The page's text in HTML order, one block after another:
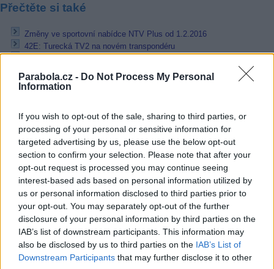
Parabola.cz - Do Not Process My Personal
Information
If you wish to opt-out of the sale, sharing to third parties, or
processing of your personal or sensitive information for
targeted advertising by us, please use the below opt-out
section to confirm your selection. Please note that after your
opt-out request is processed you may continue seeing
interest-based ads based on personal information utilized by
us or personal information disclosed to third parties prior to
your opt-out. You may separately opt-out of the further
disclosure of your personal information by third parties on the
IAB’s list of downstream participants. This information may
also be disclosed by us to third parties on the IAB’s List of
Downstream Participants that may further disclose it to other
Přečtěte si také
Změny ve sportovní nabídce NTV Plus od 1.2.2016
42E: Turecká TV2 na novém transpondéru
Reklama
07.08.2026 - Bosch Powertrain s.r.o. Jihlava • linkový střídač • mzda
48.400 Kč • příspěvek na ubytování (Jihlava, okres Jihlava)
07.08.2026 -Bosch Powertrain s.r.o. Jihlava • obsluha CNC strojů •
48.400 Kč • náborový bonus 50.000 Kč • příspěvek na ubytování
okres Jihlava)
06.08.2026 -Bosch Powertrain s.r.o. Jihlava • CNC operátor• mzda
Kč • náborový bonus 50.000 Kč • příspěvek na ubytování (Jihlava,
Jihlava)
06.08.2026 -
Bosch Powertrain s.r.o. • montážní dělník • mzda 44.700
týdenní zálohy na mzdu 2.000 Kč (Jihlava, okres Jihlava)
06.08.2026 -Bosch Powertrain s.r.o. Jihlava • práce ve skladu • mzda
48.400 Kč • náborový bonus 50.000 Kč • ubytování (Jihlava, okres
... další nabídky zaměstnání